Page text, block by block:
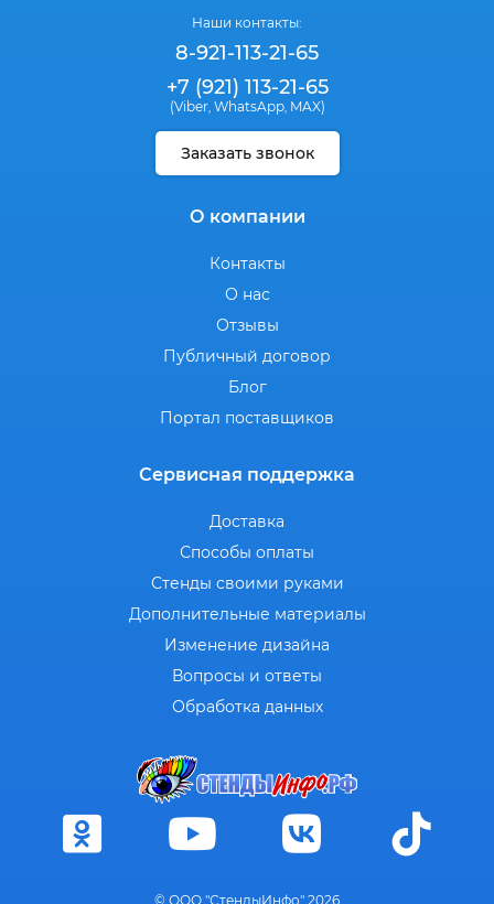
Наши контакты:
8-921-113-21-65
+7 (921) 113-21-65
(Viber, WhatsApp, MAX)
Заказать звонок
О компании
Контакты
О нас
Отзывы
Публичный договор
Блог
Портал поставщиков
Сервисная поддержка
Доставка
Способы оплаты
Стенды своими руками
Дополнительные материалы
Изменение дизайна
Вопросы и ответы
Обработка данных
© ООО "СтендыИнфо" 2026